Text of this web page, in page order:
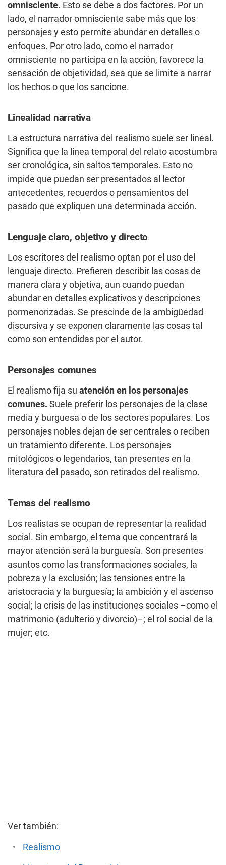
omnisciente. Esto se debe a dos factores. Por un
lado, el narrador omnisciente sabe más que los
personajes y esto permite abundar en detalles o
enfoques. Por otro lado, como el narrador
omnisciente no participa en la acción, favorece la
sensación de objetividad, sea que se limite a narrar
los hechos o que los sancione.
Linealidad narrativa
La estructura narrativa del realismo suele ser lineal.
Significa que la línea temporal del relato acostumbra
ser cronológica, sin saltos temporales. Esto no
impide que puedan ser presentados al lector
antecedentes, recuerdos o pensamientos del
pasado que expliquen una determinada acción.
Lenguaje claro, objetivo y directo
Los escritores del realismo optan por el uso del
lenguaje directo. Prefieren describir las cosas de
manera clara y objetiva, aun cuando puedan
abundar en detalles explicativos y descripciones
pormenorizadas. Se prescinde de la ambigüedad
discursiva y se exponen claramente las cosas tal
como son entendidas por el autor.
Personajes comunes
El realismo fija su atención en los personajes
comunes. Suele preferir los personajes de la clase
media y burguesa o de los sectores populares. Los
personajes nobles dejan de ser centrales o reciben
un tratamiento diferente. Los personajes
mitológicos o legendarios, tan presentes en la
literatura del pasado, son retirados del realismo.
Temas del realismo
Los realistas se ocupan de representar la realidad
social. Sin embargo, el tema que concentrará la
mayor atención será la burguesía. Son presentes
asuntos como las transformaciones sociales, la
pobreza y la exclusión; las tensiones entre la
aristocracia y la burguesía; la ambición y el ascenso
social; la crisis de las instituciones sociales –como el
matrimonio (adulterio y divorcio)–; el rol social de la
mujer; etc.
Ver también:
Realismo